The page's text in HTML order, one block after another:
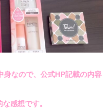
なので、公式HP記載の内容
感想です。